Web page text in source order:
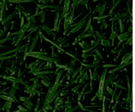
盟，助力球
会 神户胜利船